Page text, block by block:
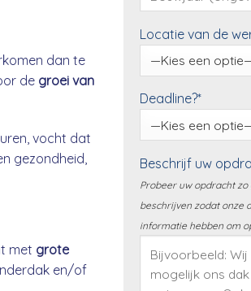
dan te
de groei van
vocht dat
gezondheid,
met grote
en/of
Locatie van de
Deadline?*
Beschrijf uw
Probeer uw opdracht
beschrijven zodat onze
informatie hebben om